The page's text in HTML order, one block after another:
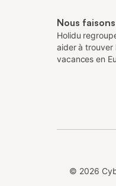
Nous
Holidu
aider à trouver
vacances en
© 2026